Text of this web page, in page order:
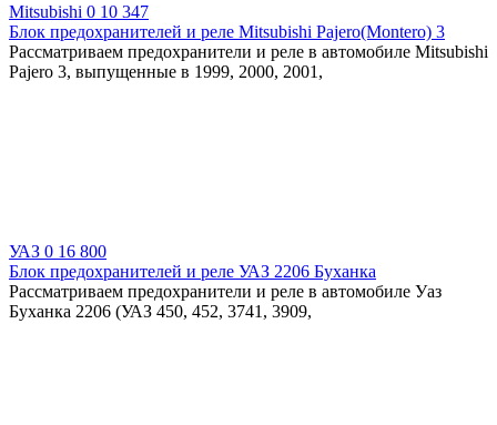
Mitsubishi 0 10 347
Блок предохранителей и реле Mitsubishi Pajero(Montero) 3
Рассматриваем предохранители и реле в автомобиле Mitsubishi
Pajero 3, выпущенные в 1999, 2000, 2001,
УАЗ 0 16 800
Блок предохранителей и реле УАЗ 2206 Буханка
Рассматриваем предохранители и реле в автомобиле Уаз
Буханка 2206 (УАЗ 450, 452, 3741, 3909,